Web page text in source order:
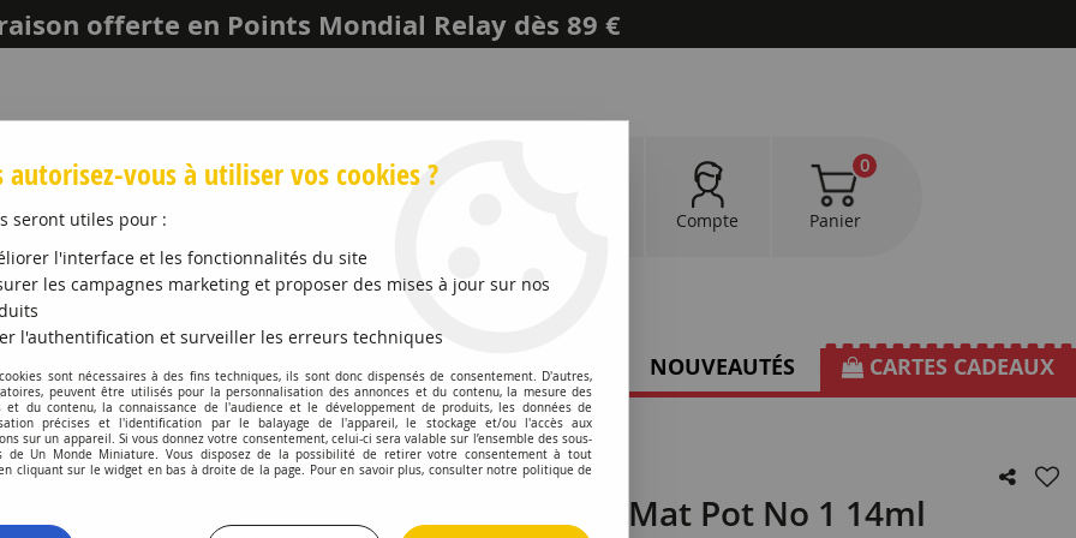
offerte en Points Mondial Relay dès 89 €
Compte
0
Panier
MAQUETTES ET ACCESSOIRES PROMOTIONS NOUVEAUTÉS CARTES CADEAUX
>No 153 Rouge Insigne Mat Pot No 1 14ml
HUMBROL
No 153 Rouge Insigne Mat Pot No 1 14ml
autorisez-vous à utiliser vos cookies ?
seront utiles pour :
l'interface et les fonctionnalités du site
les campagnes marketing et proposer des mises à jour sur nos
l'authentification et surveiller les erreurs techniques
sont nécessaires à des fins techniques, ils sont donc dispensés de consentement. D'autres,
peuvent être utilisés pour la personnalisation des annonces et du contenu, la mesure des
et du contenu, la connaissance de l'audience et le développement de produits, les données de
précises et l'identification par le balayage de l'appareil, le stockage et/ou l'accès aux
sur un appareil. Si vous donnez votre consentement, celui-ci sera valable sur l’ensemble des sous-
de Un Monde Miniature. Vous disposez de la possibilité de retirer votre consentement à tout
cliquant sur le widget en bas à droite de la page. Pour en savoir plus, consulter notre politique de